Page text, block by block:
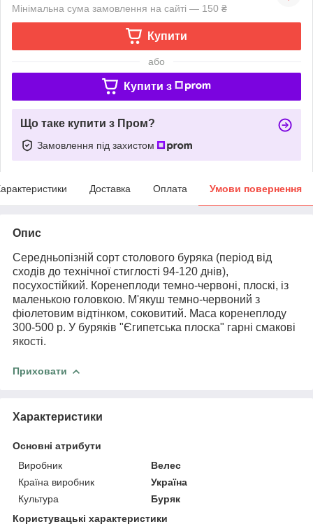
Мінімальна сума замовлення на сайті — 150 ₴
Купити
або
Купити з
Що таке купити з Пром?
Замовлення під захистом
Доставка Оплата Умови повернення
Опис
Середньопізній сорт столового буряка (період від
сходів до технічної стиглості 94-120 днів),
посухостійкий. Коренеплоди темно-червоні, плоскі, із
маленькою головкою. М'якуш темно-червоний з
фіолетовим відтінком, соковитий. Маса коренеплоду
300-500 р. У буряків "Єгипетська плоска" гарні смакові
якості.
Приховати
Характеристики
Основні атрибути
Виробник
Велес
Країна виробник
Україна
Культура
Буряк
Користувацькi характеристики